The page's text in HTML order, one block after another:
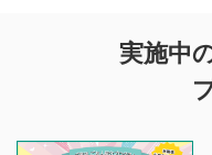
投稿
を目的として、各動画コ
実施中